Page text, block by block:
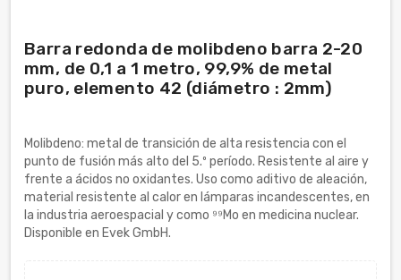
Barra redonda de molibdeno barra 2-20
mm, de 0,1 a 1 metro, 99,9% de metal
puro, elemento 42 (diámetro : 2mm)
Molibdeno: metal de transición de alta resistencia con el
punto de fusión más alto del 5.º período. Resistente al aire y
frente a ácidos no oxidantes. Uso como aditivo de aleación,
material resistente al calor en lámparas incandescentes, en
la industria aeroespacial y como ⁹⁹Mo en medicina nuclear.
Disponible en Evek GmbH.